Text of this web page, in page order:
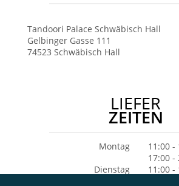
Tandoori Palace Schwäbisch Hall
Gelbinger Gasse 111
74523 Schwäbisch Hall
LIEFER
ZEITEN
Montag
11:00 -
17:00 -
Dienstag
11:00 -